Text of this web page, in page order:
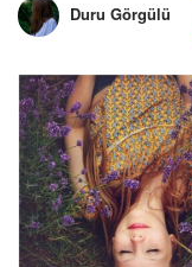
Duru Görgülü